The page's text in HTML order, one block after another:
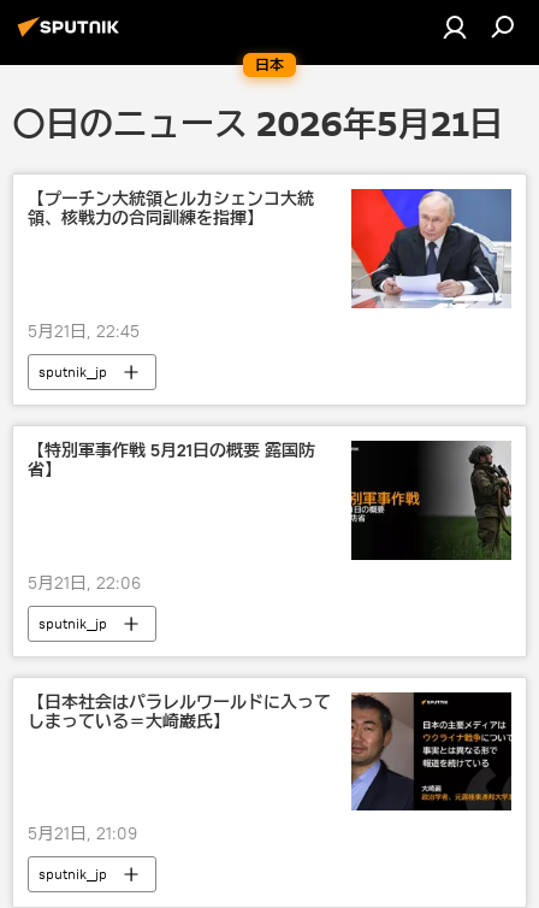
日本
〇日のニュース 2026年5月21日
【プーチン大統領とルカシェンコ大統
領、核戦力の合同訓練を指揮】
5月21日, 22:45
sputnik_jp
【特別軍事作戦 5月21日の概要 露国防
省】
5月21日, 22:06
sputnik_jp
【日本社会はパラレルワールドに入って
しまっている＝大崎巌氏】
5月21日, 21:09
sputnik_jp